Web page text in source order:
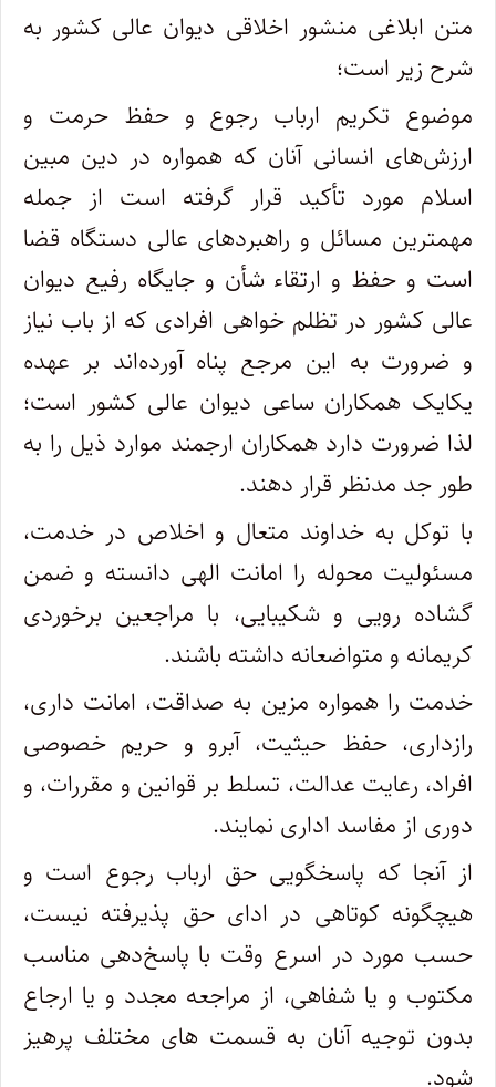
متن ابلاغی منشور اخلاقی دیوان عالی کشور به
شرح زیر است؛
موضوع تکریم ارباب رجوع و حفظ حرمت و
ارزش‌های انسانی آنان که همواره در دین مبین
اسلام مورد تأکید قرار گرفته است از جمله
مهمترین مسائل و راهبردهای عالی دستگاه قضا
است و حفظ و ارتقاء شأن و جایگاه رفیع دیوان
عالی کشور در تظلم خواهی افرادی که از باب نیاز
و ضرورت به این مرجع پناه آورده‌اند بر عهده
یکایک همکاران ساعی دیوان عالی کشور است؛
لذا ضرورت دارد همکاران ارجمند موارد ذیل را به
طور جد مدنظر قرار دهند.
با توکل به خداوند متعال و اخلاص در خدمت،
مسئولیت محوله را امانت الهی دانسته و ضمن
گشاده رویی و شکیبایی، با مراجعین برخوردی
کریمانه و متواضعانه داشته باشند.
خدمت را همواره مزین به صداقت، امانت داری،
رازداری، حفظ حیثیت، آبرو و حریم خصوصی
افراد، رعایت عدالت، تسلط بر قوانین و مقررات، و
دوری از مفاسد اداری نمایند.
از آنجا که پاسخگویی حق ارباب رجوع است و
هیچگونه کوتاهی در ادای حق پذیرفته نیست،
حسب مورد در اسرع وقت با پاسخ‌دهی مناسب
مکتوب و یا شفاهی، از مراجعه مجدد و یا ارجاع
بدون توجیه آنان به قسمت های مختلف پرهیز
شود.